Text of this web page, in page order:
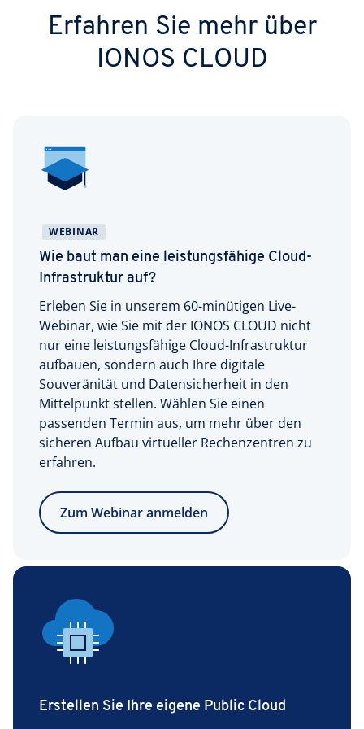
Optimierung von Deployment-Prozessen, das
Monitoring und den stabilen Betrieb der
Plattformen und der eigenen IT konzentrieren.
Drei dedizierte Fachkräfte sowie zwei
eine hochgradig automatisierte, skalierbare
Erfahren Sie mehr über
IONOS CLOUD
WEBINAR
Wie baut man eine leistungsfähige Cloud-
Infrastruktur auf?
Erleben Sie in unserem 60-minütigen Live-
Webinar, wie Sie mit der IONOS CLOUD nicht
nur eine leistungsfähige Cloud-Infrastruktur
aufbauen, sondern auch Ihre digitale
Souveränität und Datensicherheit in den
Mittelpunkt stellen. Wählen Sie einen
passenden Termin aus, um mehr über den
sicheren Aufbau virtueller Rechenzentren zu
erfahren.
Zum Webinar anmelden
Erstellen Sie Ihre eigene Public Cloud